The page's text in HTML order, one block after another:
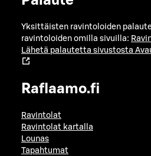
Yksittäisten ravintoloiden
ravintoloiden omilla sivuilla:
Lähetä palautetta sivustosta
Raflaamo.fi
Ravintolat
Ravintolat kartalla
Lounas
Tapahtumat